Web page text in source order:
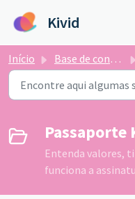
Kivid
Início Base de conhecimento
Passaporte
Entenda valores,
funciona a